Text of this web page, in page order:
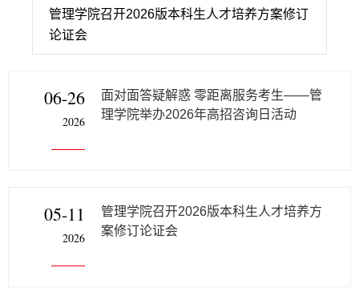
管理学院召开2026版本科生人才培养方案修订
论证会
06-26
2026
面对面答疑解惑 零距离服务考生——管
理学院举办2026年高招咨询日活动
05-11
2026
管理学院召开2026版本科生人才培养方
案修订论证会